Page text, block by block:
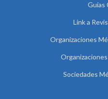
Guías
Link a
Organizaciones
Sociedades